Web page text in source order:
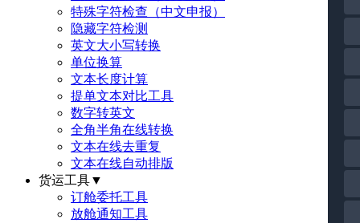
特殊字符检查（中文申报）
隐藏字符检测
英文大小写转换
单位换算
文本长度计算
提单文本对比工具
数字转英文
全角半角在线转换
文本在线去重复
文本在线自动排版
货运工具▼
订舱委托工具
放舱通知工具